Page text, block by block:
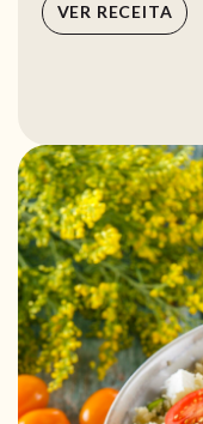
VER RECEITA